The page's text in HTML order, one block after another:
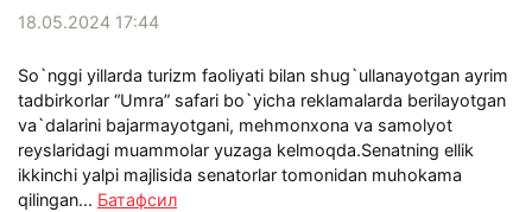
18.05.2024 17:44
So`nggi yillarda turizm faoliyati bilan shug`ullanayotgan ayrim
tadbirkorlar “Umra” safari bo`yicha reklamalarda berilayotgan
va`dalarini bajarmayotgani, mehmonxona va samolyot
reyslaridagi muammolar yuzaga kelmoqda.Senatning ellik
ikkinchi yalpi majlisida senatorlar tomonidan muhokama
qilingan... Батафсил